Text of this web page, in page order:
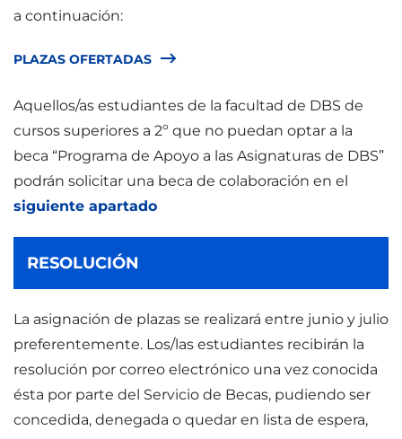
a continuación:
PLAZAS OFERTADAS
Aquellos/as estudiantes de la facultad de DBS de
cursos superiores a 2º que no puedan optar a la
beca “Programa de Apoyo a las Asignaturas de DBS”
podrán solicitar una beca de colaboración en el
siguiente apartado
RESOLUCIÓN
La asignación de plazas se realizará entre junio y julio
preferentemente. Los/las estudiantes recibirán la
resolución por correo electrónico una vez conocida
ésta por parte del Servicio de Becas, pudiendo ser
concedida, denegada o quedar en lista de espera,